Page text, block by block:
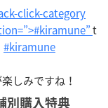
click-category
t
#kiramune
しみですね！
別購入特典